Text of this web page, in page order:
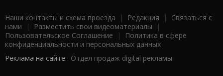
Наши контакты и схема проезда | Редакция | Связаться с
нами | Разместить свои видеоматериалы |
Пользовательское Соглашение |
Политика в сфере
конфиденциальности и персональных данных
Реклама на сайте: Отдел продаж digital рекламы